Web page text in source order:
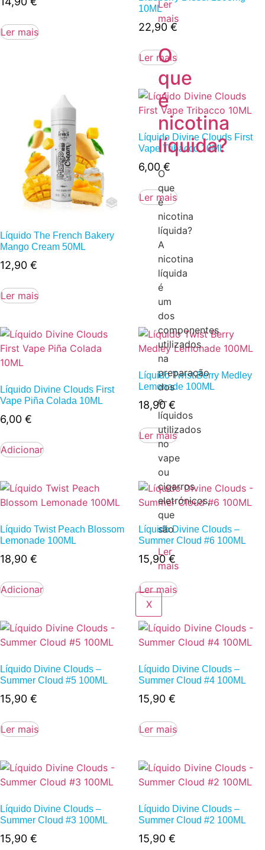
Ler
mais
O
que
é
nicotina
líquida?
O
que
é
nicotina
líquida?
A
nicotina
líquida
é
um
dos
componentes
utilizados
na
preparação
dos
e-
líquidos
utilizados
no
vape
ou
cigarros
eletrónicos,
que
são
Ler
mais
X
Ler mais
10ML
22,90 €
Ler mais
Líquido The French Bakery
Mango Cream 50ML
12,90 €
Ler mais
Líquido Divine Clouds First
Vape Tribacco 10ML
6,00 €
Ler mais
Líquido Divine Clouds First
Vape Piña Colada 10ML
6,00 €
Adicionar
Líquido Twist Berry Medley
Lemonade 100ML
18,90€
Ler mais
Líquido Twist Peach Blossom
Lemonade 100ML
18,90 €
Adicionar
Líquido Divine Clouds –
Summer Cloud #6 100ML
15,90€
Ler mais
Líquido Divine Clouds –
Summer Cloud #5 100ML
15,90 €
Ler mais
Líquido Divine Clouds –
Summer Cloud #4 100ML
15,90 €
Ler mais
Líquido Divine Clouds –
Summer Cloud #3 100ML
15,90 €
Líquido Divine Clouds –
Summer Cloud #2 100ML
15,90 €